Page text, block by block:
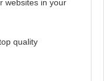
websites in your
quality